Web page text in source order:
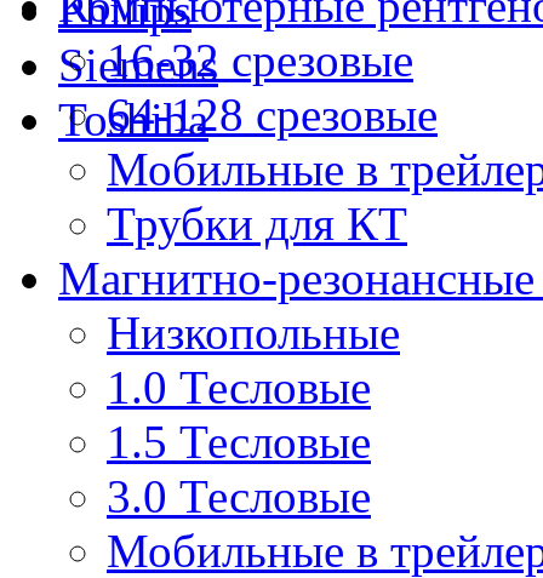
Siemens
Toshiba
16-32 срезовые
64-128 срезовые
Мобильные в
Трубки для КТ
Магнитно-
Низкопольные
1.0 Тесловые
1.5 Тесловые
3.0 Тесловые
Мобильные в